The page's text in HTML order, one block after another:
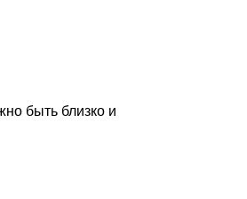
быть близко и